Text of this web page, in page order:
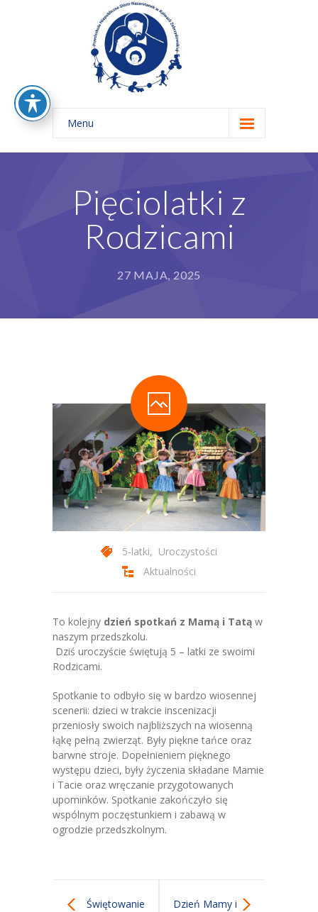
Menu
Home
-- Rys Historyczny
-- Nasze Zasady Edukacyjne
-- Nasza Misja
-- Zajęcia Obowiązkowe
-- Zajęcia Dodatkowe
-- Programy autorskie
-- Podstawa Programowa
-- Plan Dnia
-- Grupa 3-latków
-- Grupa 4-latków
-- Grupa 5-latków
-- Grupa 6-latków
Dla Rodziców
-- E-Lizak
-- Rekrutacja
-- Jadłospis
-- Do pobrania
Pięciolatki z
Rodzicami
27 MAJA, 2025
5-latki, Uroczystości
Aktualności
To kolejny dzień spotkań z Mamą i Tatą w
naszym przedszkolu.
Dziś uroczyście świętują 5 – latki ze swoimi
Rodzicami.
Spotkanie to odbyło się w bardzo wiosennej
scenerii: dzieci w trakcie inscenizacji
przeniosły swoich najbliższych na wiosenną
łąkę pełną zwierząt. Były piękne tańce oraz
barwne stroje. Dopełnieniem pięknego
występu dzieci, były życzenia składane Mamie
i Tacie oraz wręczanie przygotowanych
upominków. Spotkanie zakończyło się
wspólnym poczęstunkiem i zabawą w
ogrodzie przedszkolnym.
Świętowanie Dzień Mamy i